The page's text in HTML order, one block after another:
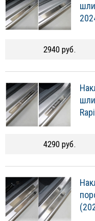
2940 руб.
4290 руб.